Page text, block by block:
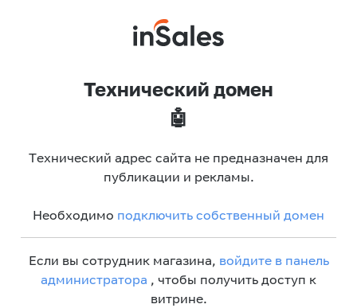
Технический домен
🤖
Технический адрес сайта не предназначен для
публикации и рекламы.
Необходимо подключить собственный домен
Если вы сотрудник магазина, войдите в панель
администратора , чтобы получить доступ к
витрине.